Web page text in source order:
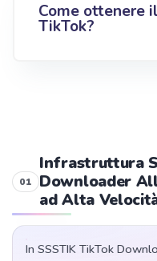
Come ottenere
TikTok?
Infrastruttura
Downloader
ad Alta
In SSSTIK TikTok